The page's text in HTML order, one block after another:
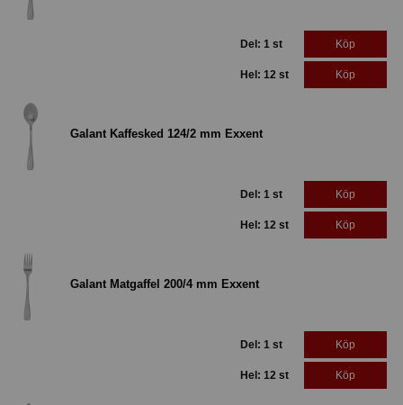
Del: 1 st Köp
Hel: 12 st Köp
Galant Kaffesked 124/2 mm Exxent
Del: 1 st Köp
Hel: 12 st Köp
Galant Matgaffel 200/4 mm Exxent
Del: 1 st Köp
Hel: 12 st Köp